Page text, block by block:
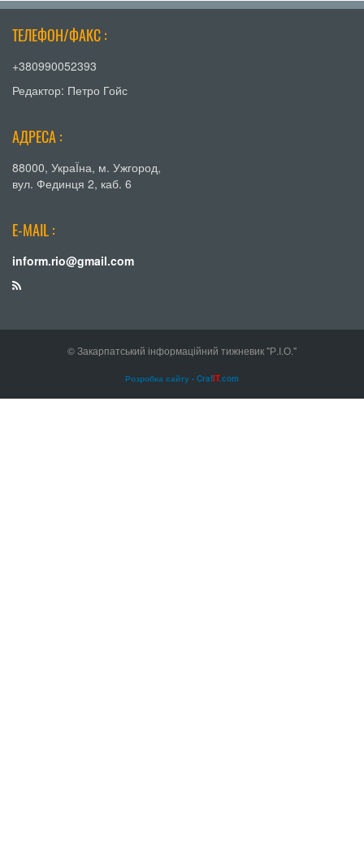
ТЕЛЕФОН/ФАКС :
+380990052393
Редактор: Петро Гойс
АДРЕСА :
88000, УкраЇна, м. Ужгород,
вул. Фединця 2, каб. 6
E-MAIL :
inform.rio@gmail.com
© Закарпатський інформаційний тижневик "Р.І.О."
Розробка сайту - CrafIT.com